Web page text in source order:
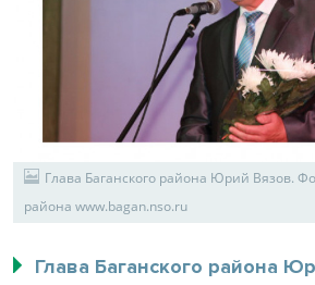
Глава Баганского района Юрий Вязов.
района www.bagan.nso.ru
Глава Баганского района